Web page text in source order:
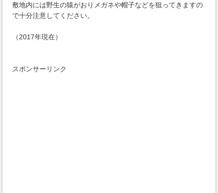
敷地内には野生の猿がおりメガネや帽子などを狙ってきますの
で十分注意してください。
（2017年現在）
スポンサーリンク